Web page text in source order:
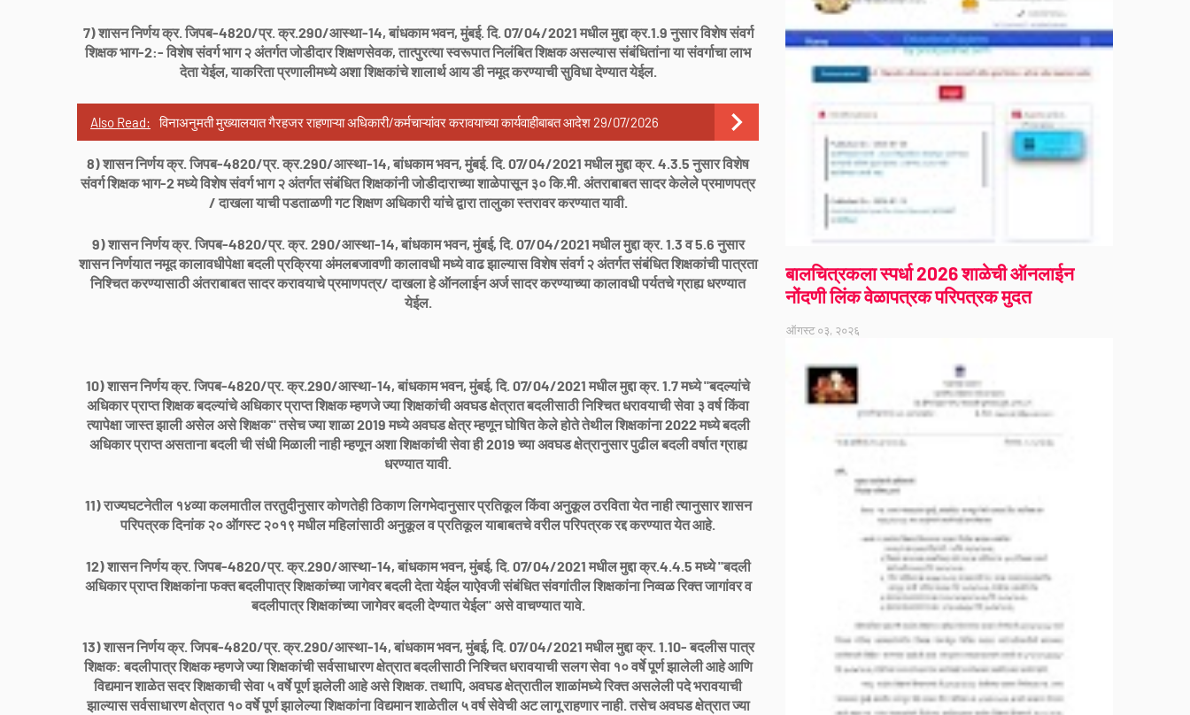
7) शासन निर्णय क्र. जिपब-4820/प्र. क्र.290/आस्था-14, बांधकाम भवन, मुंबई. दि. 07/04/2021 मधील मुद्दा क्र.1.9 नुसार विशेष संवर्ग
शिक्षक भाग-2:- विशेष संवर्ग भाग २ अंतर्गत जोडीदार शिक्षणसेवक, तात्पुरत्या स्वरूपात निलंबित शिक्षक असल्यास संबंधितांना या संवर्गाचा लाभ
देता येईल, याकरिता प्रणालीमध्ये अशा शिक्षकांचे शालार्थ आय डी नमूद करण्याची सुविधा देण्यात येईल.
Also Read: विनाअनुमती मुख्यालयात गैरहजर राहणाऱ्या अधिकारी/कर्मचाऱ्यांवर करावयाच्या कार्यवाहीबाबत आदेश 29/07/2026
8) शासन निर्णय क्र. जिपब-4820/प्र. क्र.290/आस्था-14, बांधकाम भवन, मुंबई. दि. 07/04/2021 मधील मुद्दा क्र. 4.3.5 नुसार विशेष
संवर्ग शिक्षक भाग-2 मध्ये विशेष संवर्ग भाग २ अंतर्गत संबंधित शिक्षकांनी जोडीदाराच्या शाळेपासून ३० कि.मी. अंतराबाबत सादर केलेले प्रमाणपत्र
/ दाखला याची पडताळणी गट शिक्षण अधिकारी यांचे द्वारा तालुका स्तरावर करण्यात यावी.
9) शासन निर्णय क्र. जिपब-4820/प्र. क्र. 290/आस्था-14, बांधकाम भवन, मुंबई, दि. 07/04/2021 मधील मुद्दा क्र. 1.3 व 5.6 नुसार
शासन निर्णयात नमूद कालावधीपेक्षा बदली प्रक्रिया अंमलबजावणी कालावधी मध्ये वाढ झाल्यास विशेष संवर्ग २ अंतर्गत संबंधित शिक्षकांची पात्रता
निश्चित करण्यासाठी अंतराबाबत सादर करावयाचे प्रमाणपत्र/ दाखला हे ऑनलाईन अर्ज सादर करण्याच्या कालावधी पर्यतचे ग्राह्य धरण्यात
येईल.
10) शासन निर्णय क्र. जिपब-4820/प्र. क्र.290/आस्था-14, बांधकाम भवन, मुंबई, दि. 07/04/2021 मधील मुद्दा क्र. 1.7 मध्ये "बदल्यांचे
अधिकार प्राप्त शिक्षक बदल्यांचे अधिकार प्राप्त शिक्षक म्हणजे ज्या शिक्षकांची अवघड क्षेत्रात बदलीसाठी निश्चित धरावयाची सेवा ३ वर्ष किंवा
त्यापेक्षा जास्त झाली असेल असे शिक्षक" तसेच ज्या शाळा 2019 मध्ये अवघड क्षेत्र म्हणून घोषित केले होते तेथील शिक्षकांना 2022 मध्ये बदली
अधिकार प्राप्त असताना बदली ची संधी मिळाली नाही म्हणून अशा शिक्षकांची सेवा ही 2019 च्या अवघड क्षेत्रानुसार पुढील बदली वर्षात ग्राह्य
धरण्यात यावी.
11) राज्यघटनेतील १४व्या कलमातील तरतुदीनुसार कोणतेही ठिकाण लिगभेदानुसार प्रतिकूल किंवा अनुकूल ठरविता येत नाही त्यानुसार शासन
परिपत्रक दिनांक २० ऑगस्ट २०१९ मधील महिलांसाठी अनुकूल व प्रतिकूल याबाबतचे वरील परिपत्रक रद्द करण्यात येत आहे.
12) शासन निर्णय क्र. जिपब-4820/प्र. क्र.290/आस्था-14, बांधकाम भवन, मुंबई, दि. 07/04/2021 मधील मुद्दा क्र.4.4.5 मध्ये "बदली
अधिकार प्राप्त शिक्षकांना फक्त बदलीपात्र शिक्षकांच्या जागेवर बदली देता येईल याऐवजी संबंधित संवगांतील शिक्षकांना निव्वळ रिक्त जागांवर व
बदलीपात्र शिक्षकांच्या जागेवर बदली देण्यात येईल" असे वाचण्यात यावे.
13) शासन निर्णय क्र. जिपब-4820/प्र. क्र.290/आस्था-14, बांधकाम भवन, मुंबई, दि. 07/04/2021 मधील मुद्दा क्र. 1.10- बदलीस पात्र
शिक्षक: बदलीपात्र शिक्षक म्हणजे ज्या शिक्षकांची सर्वसाधारण क्षेत्रात बदलीसाठी निश्चित धरावयाची सलग सेवा १० वर्षे पूर्ण झालेली आहे आणि
विद्यमान शाळेत सदर शिक्षकाची सेवा ५ वर्षे पूर्ण झलेली आहे असे शिक्षक. तथापि, अवघड क्षेत्रातील शाळांमध्ये रिक्त असलेली पदे भरावयाची
झाल्यास सर्वसाधारण क्षेत्रात १० वर्षे पूर्ण झालेल्या शिक्षकांना विद्यमान शाळेतील ५ वर्ष सेवेची अट लागू राहणार नाही. तसेच अवघड क्षेत्रात ज्या
बालचित्रकला स्पर्धा 2026 शाळेची ऑनलाईन
नोंदणी लिंक वेळापत्रक परिपत्रक मुदत
ऑगस्ट ०३, २०२६